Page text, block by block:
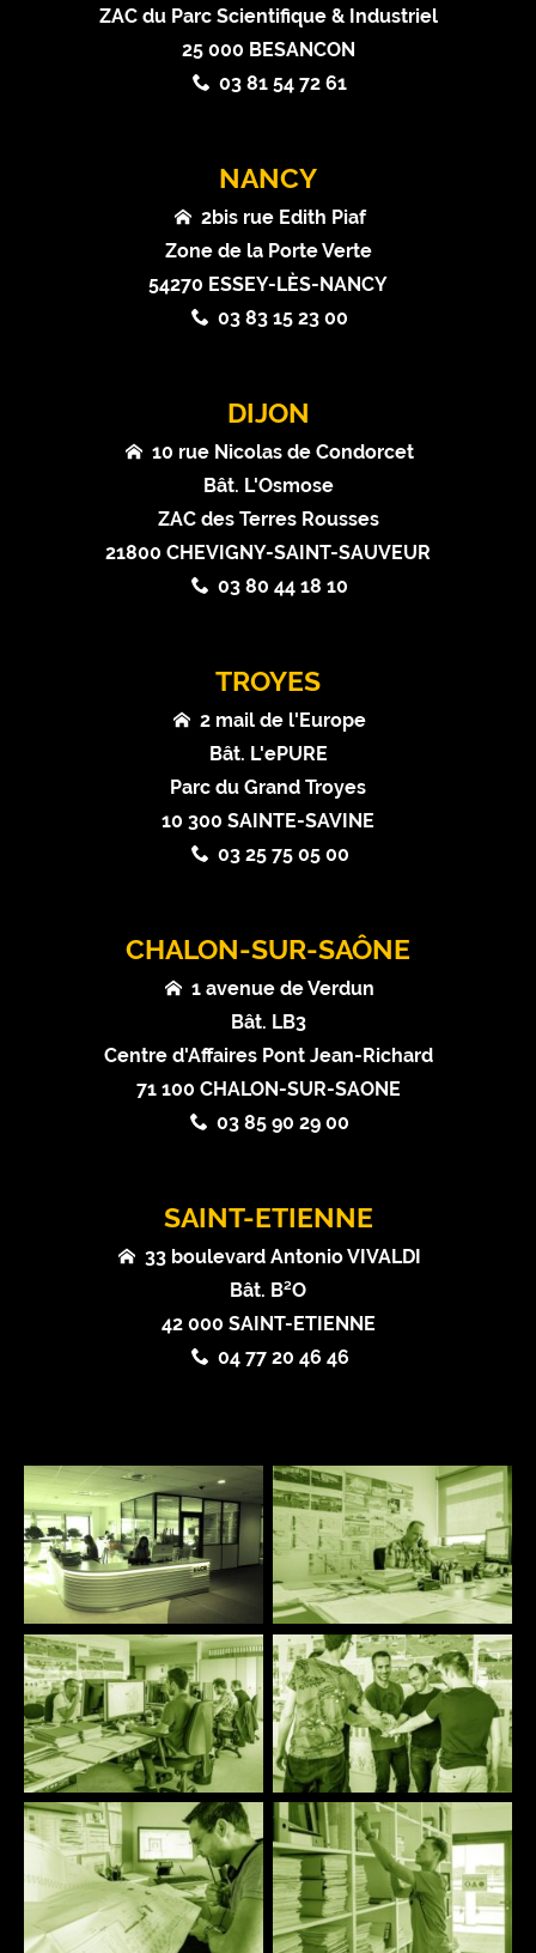
ZAC du Parc Scientifique & Industriel
25 000 BESANCON
03 81 54 72 61
NANCY
2bis rue Edith Piaf
Zone de la Porte Verte
54270 ESSEY-LÈS-NANCY
03 83 15 23 00
DIJON
10 rue Nicolas de Condorcet
Bât. L'Osmose
ZAC des Terres Rousses
21800 CHEVIGNY-SAINT-SAUVEUR
03 80 44 18 10
TROYES
2 mail de l'Europe
Bât. L'ePURE
Parc du Grand Troyes
10 300 SAINTE-SAVINE
03 25 75 05 00
CHALON-SUR-SAÔNE
1 avenue de Verdun
Bât. LB3
Centre d'Affaires Pont Jean-Richard
71 100 CHALON-SUR-SAONE
03 85 90 29 00
SAINT-ETIENNE
33 boulevard Antonio VIVALDI
Bât. B²O
42 000 SAINT-ETIENNE
04 77 20 46 46